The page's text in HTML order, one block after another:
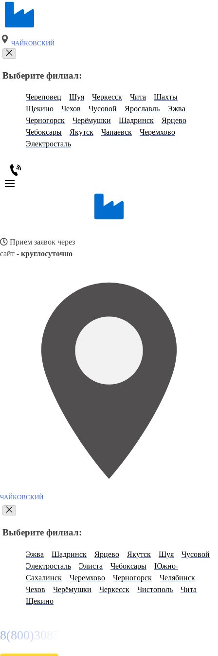
ЧАЙКОВСКИЙ
Выберите филиал:
Череповец Шуя Черкесск Чита
Шахты
Щекино
Чехов Чусовой Ярославль
Эжва
Черногорск
Черёмушки Шадринск
Ярцево
Чебоксары
Якутск Чапаевск
Черемхово
Электросталь
Прием заявок через
сайт - круглосуточно
ЧАЙКОВСКИЙ
Выберите филиал:
Эжва Шадринск Ярцево Якутск Шуя
Чусовой
Электросталь
Элиста Чебоксары
Южно-
Сахалинск
Черемхово Черногорск
Челябинск
Чехов
Черёмушки Черкесск Чистополь
Чита
Щекино
8(800)3085303